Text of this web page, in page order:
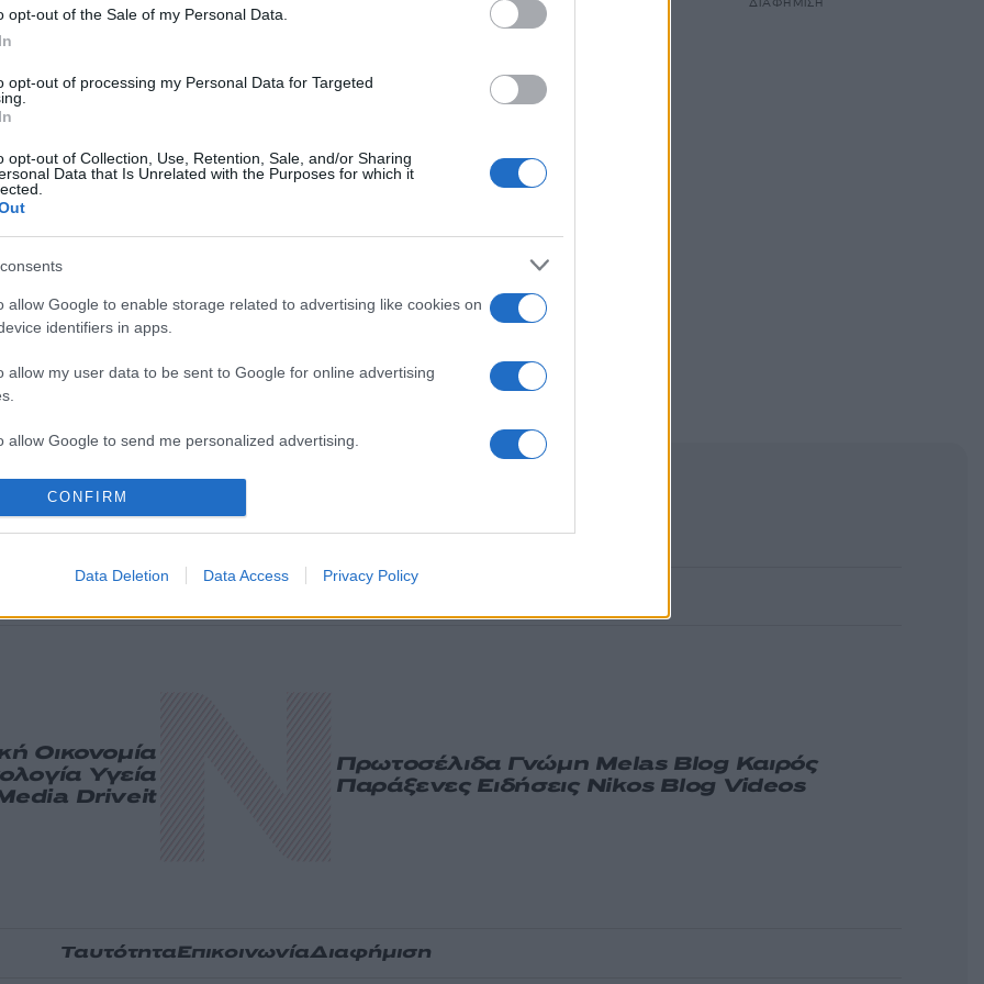
opt-out of the Sale of my Personal Data.
opt-out of processing my Personal Data for Targeted
opt-out of Collection, Use, Retention, Sale, and/or Sharing
Data that Is Unrelated with the Purposes for which it
allow Google to enable storage related to advertising like cookies on
identifiers in apps.
allow my user data to be sent to Google for online advertising
allow Google to send me personalized advertising.
CONFIRM
Data Deletion Data Access Privacy Policy
ΣελίδαΣελίδα
ΔΙΑΦΗΜΙΣΗ
Οικονομία
Υγεία
Driveit
Πρωτοσέλιδα Γνώμη Melas Blog Καιρός
Παράξενες Ειδήσεις Nikos Blog Videos
ΤαυτότηταΕπικοινωνίαΔιαφήμιση